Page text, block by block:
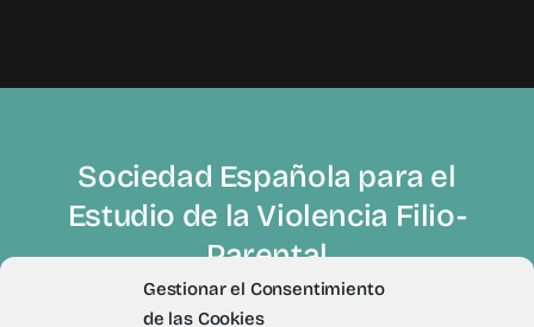
Gestionar el Consentimiento
de las Cookies
Sociedad Española para el
Estudio de la Violencia Filio-
Parental